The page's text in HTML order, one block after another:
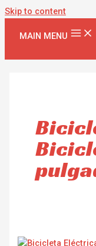
Skip to content
MAIN MENU